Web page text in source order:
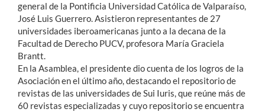
general de la Pontificia Universidad Católica de Valparaíso,
José Luis Guerrero. Asistieron representantes de 27
universidades iberoamericanas junto a la decana de la
Facultad de Derecho PUCV, profesora María Graciela
Brantt.
En la Asamblea, el presidente dio cuenta de los logros de la
Asociación en el último año, destacando el repositorio de
revistas de las universidades de Sui Iuris, que reúne más de
60 revistas especializadas y cuyo repositorio se encuentra